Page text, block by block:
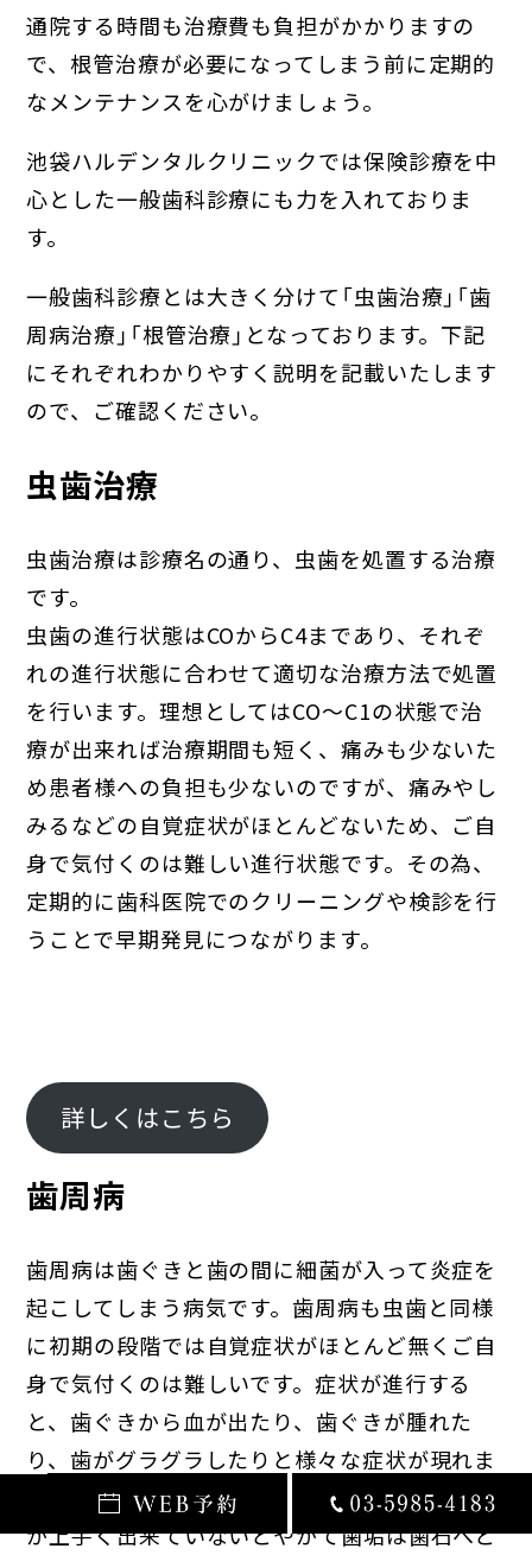
通院する時間も治療費も負担がかかりますの
で、根管治療が必要になってしまう前に定期的
なメンテナンスを心がけましょう。
池袋ハルデンタルクリニックでは保険診療を中
心とした一般歯科診療にも力を入れておりま
す。
一般歯科診療とは大きく分けて「虫歯治療」「歯
周病治療」「根管治療」となっております。下記
にそれぞれわかりやすく説明を記載いたします
ので、ご確認ください。
虫歯治療
虫歯治療は診療名の通り、虫歯を処置する治療
です。
虫歯の進行状態はCOからC4まであり、それぞ
れの進行状態に合わせて適切な治療方法で処置
を行います。理想としてはCO～C1の状態で治
療が出来れば治療期間も短く、痛みも少ないた
め患者様への負担も少ないのですが、痛みやし
みるなどの自覚症状がほとんどないため、ご自
身で気付くのは難しい進行状態です。その為、
定期的に歯科医院でのクリーニングや検診を行
うことで早期発見につながります。
詳しくはこちら
歯周病
歯周病は歯ぐきと歯の間に細菌が入って炎症を
起こしてしまう病気です。歯周病も虫歯と同様
に初期の段階では自覚症状がほとんど無くご自
身で気付くのは難しいです。症状が進行する
と、歯ぐきから血が出たり、歯ぐきが腫れた
り、歯がグラグラしたりと様々な症状が現れま
す。歯周病の進行につながる原因は歯垢の除去
が上手く出来ていないとやがて歯垢は歯石へと